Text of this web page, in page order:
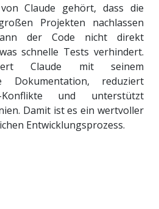
Claude gehört, dass die
Projekten nachlassen
der Code nicht direkt
schnelle Tests verhindert.
Claude mit seinem
Dokumentation, reduziert
Konflikte und unterstützt
Damit ist es ein wertvoller
Entwicklungsprozess.